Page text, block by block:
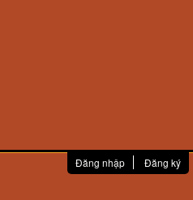
Đăng nhập Đăng ký